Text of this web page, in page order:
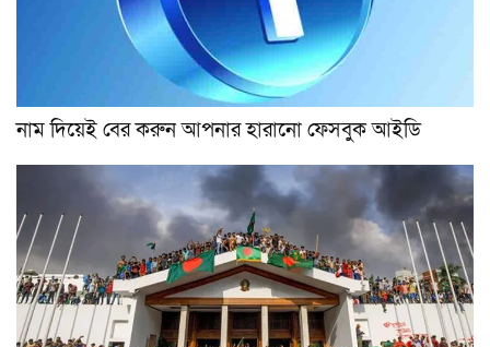
নাম দিয়েই বের করুন আপনার হারানো ফেসবুক আইডি